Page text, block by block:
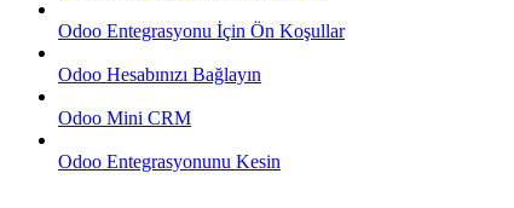
Odoo Entegrasyonu İçin Ön Koşullar
Odoo Hesabınızı Bağlayın
Odoo Mini CRM
Odoo Entegrasyonunu Kesin